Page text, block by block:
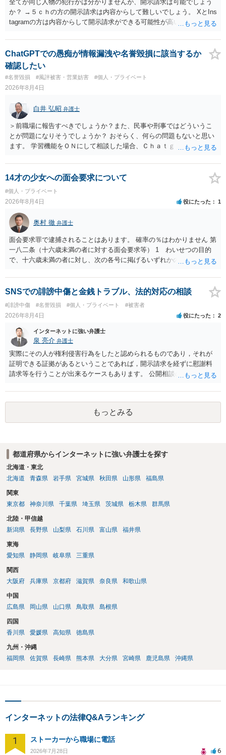
全てが同じ人物の犯行かは分かりませんが、開示請求は可能でしょう
か？ →５ｃｈの方の開示請求は内容からして難しいでしょう。 XとIns
tagramの方は内容からして開示請求ができる可能性が高いでしょう。
いでしょう。７月中にアカウントが削除されている場合、今から進め
ても失敗する可能性が高いように思われます。 相手を特定できた場
合、相手に全ての弁護士費用を負担させることは可能でしょうか？ →
訴訟外の交渉で相手方が認めれば負担させることができるでしょう。
訴訟で判決となった場合は、実際の弁護士費用が認められる場合と認
められない場合があり何ともいえないところでしょう。
ChatGPTでの愚痴が情報漏洩や名誉毀損に該当するか
確認したい
#名誉毀損 #風評被害・営業妨害 #個人・プライベート
2026年8月4日
白井 弘昭 弁護士
＞前職場に報告すべきでしょうか？また、民事や刑事ではどういうこ
とが問題になりそうでしょうか？ おそらく、何らの問題もないと思い
ます。 学習機能をＯＮにして相談した場合、Ｃｈａｔｇｐｔがｏｐｅ
する可能性がありますが、個人名や会社名を特定していない限り、一
般論として抽象化されて回答に織り込まれる可能性が生じるにすぎま
せんので、その情報自体が、秘密情報に当たるとは思えませんし、名
誉棄損として、個人や会社に対する誹謗中傷の不特定多数への公開に
当たるとも思われません。 もちろん、誰がその内容をｃｈａｔｇｐｔ
に入力したかも第三者にしられることはないので、個人や会社の特定
をせずに書き込んだことで（おそらく特定して書き込んだとして
も）、相談者さんが刑事民事の責任に問われることはないでしょう。
私見ながらご参考まで。
14才の少女への面会要求について
#個人・プライベート
2026年8月4日 役にたった 1
奥村 徹 弁護士
面会要求罪で逮捕されることはあります。 確率の％はわかりません 第
一八二条（十六歳未満の者に対する面会要求等） 1 わいせつの目的
で、十六歳未満の者に対し、次の各号に掲げるいずれかの行為をした
が生まれた日より五年以上前の日に生まれた者に限る。）は、一年以
下の拘禁刑又は五十万円以下の罰金に処する。 一 威迫し、偽計を用
い又は誘惑して面会を要求すること。 二 拒まれたにもかかわらず、
反復して面会を要求すること。 三 金銭その他の利益を供与し、又は
その申込み若しくは約束をして面会を要求すること。 2前項の罪を犯
し、よってわいせつの目的で当該十六歳未満の者と面会をした者は、
二年以下の拘禁刑又は百万円以下の罰金に処する。
SNSでの誹謗中傷と金銭トラブル、法的対応の相談
#誹謗中傷 #名誉毀損 #個人・プライベート #被害者
2026年8月4日 役にたった 2
インターネットに強い弁護士
泉 亮介 弁護士
実際にその人が権利侵害行為をしたと認められるものであり，それが
証明できる証拠があるということであれば，開示請求を経ずに慰謝料
請求等を行うことが出来るケースもあります。 公開相談の場では回答
に個別に相談されると良いでしょう。
もっとみる
都道府県からインターネットに強い弁護士を探す
北海道・東北
北海道
青森県 岩手県 宮城県 秋田県 山形県 福島県
関東
東京都
神奈川県 千葉県 埼玉県 茨城県 栃木県 群馬県
北陸・甲信越
新潟県
長野県 山梨県 石川県 富山県 福井県
東海
愛知県
静岡県 岐阜県 三重県
関西
大阪府
兵庫県 京都府 滋賀県 奈良県 和歌山県
中国
広島県
岡山県 山口県 鳥取県 島根県
四国
香川県
愛媛県 高知県 徳島県
九州・沖縄
福岡県
佐賀県 長崎県 熊本県 大分県 宮崎県 鹿児島県 沖縄県
インターネットの法律Q&Aランキング
1 ストーカーから職場に電話
2026年7月28日 6